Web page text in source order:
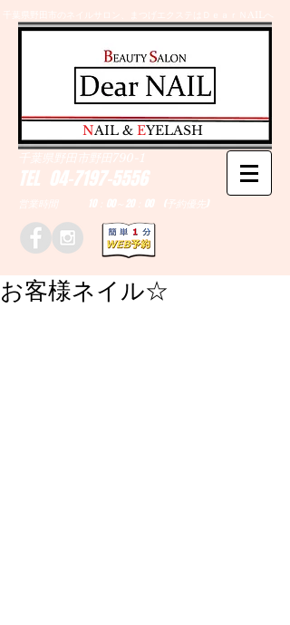
千葉県野田市のネイルサロン、まつげエクステはＤｅａｒＮAILへ
TEL 04-7197-5556
営業時間 10：00～20：00 (予約優先)
千葉県野田市野田790-1
​NAIL & EYELASH
お客様ネイル☆